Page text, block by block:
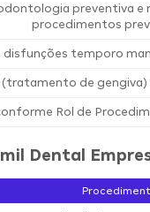
preventiva
procedimentos
disfunções temporo
de
Rol de
Dental